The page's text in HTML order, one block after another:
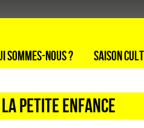
sommes-nous ? Saison
petite enfance